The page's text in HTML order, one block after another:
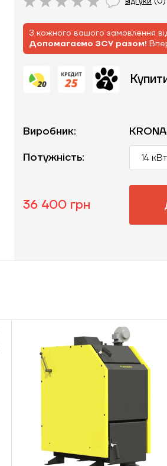
З кожного вашого замовлення
Допомагаємо ЗСУ разом!
Виробник:
Потужність:
14 кВт
36 400 грн